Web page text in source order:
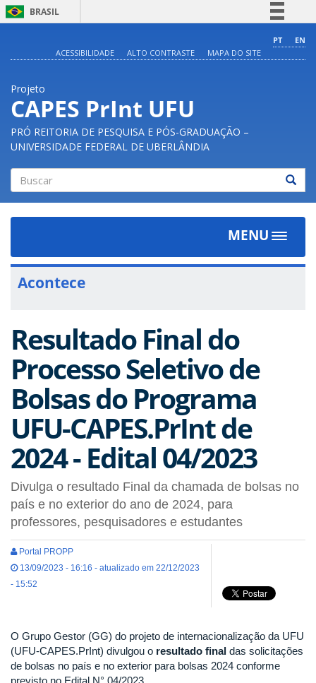
BRASIL
Comunica BR
Canais
PT
EN
ACESSIBILIDADE
ALTO CONTRASTE MAPA DO SITE
Projeto
CAPES PrInt UFU
PRÓ REITORIA DE PESQUISA E PÓS-GRADUAÇÃO –
UNIVERSIDADE FEDERAL DE UBERLÂNDIA
Buscar
MENU
Toggle
Acontece
Resultado Final do
Processo Seletivo de
Bolsas do Programa
UFU-CAPES.PrInt de
2024 - Edital 04/2023
Divulga o resultado Final da chamada de bolsas no
país e no exterior do ano de 2024, para
professores, pesquisadores e estudantes
Portal PROPP
13/09/2023 - 16:16 - atualizado em 22/12/2023
- 15:52
O Grupo Gestor (GG) do projeto de internacionalização da UFU
(UFU-CAPES.PrInt) divulgou o resultado final das solicitações
de bolsas no país e no exterior para bolsas 2024 conforme
previsto no Edital N° 04/2023.